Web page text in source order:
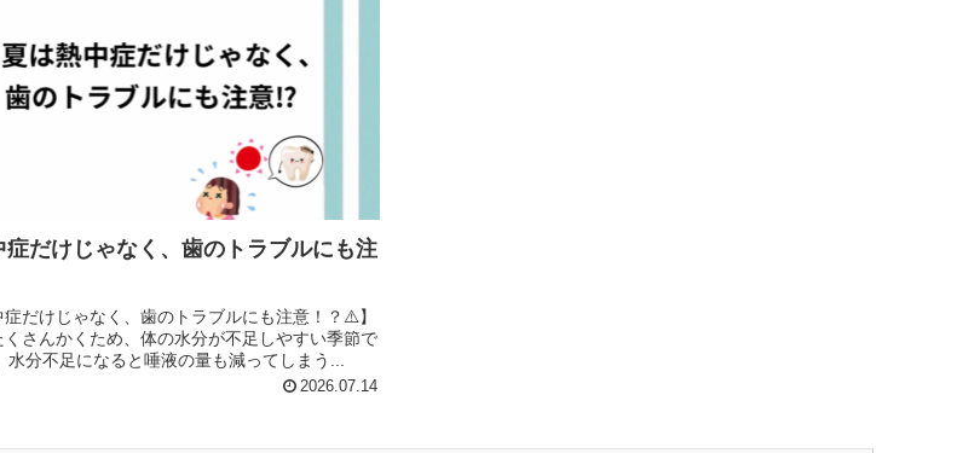
症だけじゃなく、歯のトラブルにも注
症だけじゃなく、歯のトラブルにも注意！？⚠️】
くさんかくため、体の水分が不足しやすい季節で
、水分不足になると唾液の量も減ってしまう...
2026.07.14